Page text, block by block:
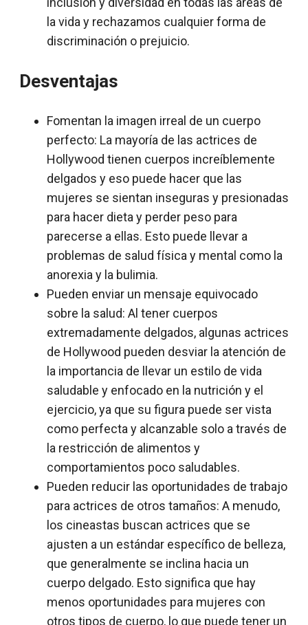
la vida y rechazamos cualquier forma de
discriminación o prejuicio.
Desventajas
Fomentan la imagen irreal de un cuerpo
perfecto: La mayoría de las actrices de
Hollywood tienen cuerpos increíblemente
delgados y eso puede hacer que las
mujeres se sientan inseguras y presionadas
para hacer dieta y perder peso para
parecerse a ellas. Esto puede llevar a
problemas de salud física y mental como la
anorexia y la bulimia.
Pueden enviar un mensaje equivocado
sobre la salud: Al tener cuerpos
extremadamente delgados, algunas actrices
de Hollywood pueden desviar la atención de
la importancia de llevar un estilo de vida
saludable y enfocado en la nutrición y el
ejercicio, ya que su figura puede ser vista
como perfecta y alcanzable solo a través de
la restricción de alimentos y
comportamientos poco saludables.
Pueden reducir las oportunidades de trabajo
para actrices de otros tamaños: A menudo,
los cineastas buscan actrices que se
ajusten a un estándar específico de belleza,
que generalmente se inclina hacia un
cuerpo delgado. Esto significa que hay
menos oportunidades para mujeres con
otros tipos de cuerpo, lo que puede tener un